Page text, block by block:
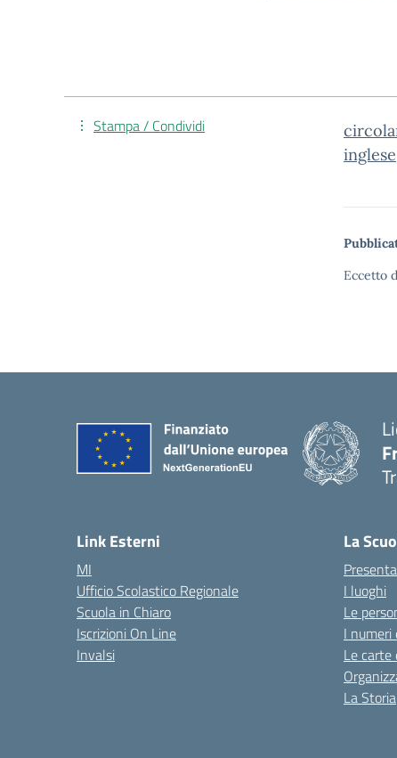
inglese
Eccetto
Stampa / Condividi
Link Esterni
MI
Ufficio Scolastico Regionale
Scuola in Chiaro
Iscrizioni On Line
Invalsi
La
I luoghi
Le
I numeri
Le carte
La Storia